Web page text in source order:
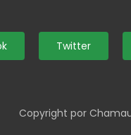
Twitter
Copyright por